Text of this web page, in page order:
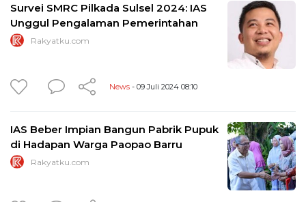
Survei SMRC Pilkada Sulsel 2024: IAS
Unggul Pengalaman Pemerintahan
Rakyatku.com
News - 09 Juli 2024 08:10
IAS Beber Impian Bangun Pabrik Pupuk
di Hadapan Warga Paopao Barru
Rakyatku.com